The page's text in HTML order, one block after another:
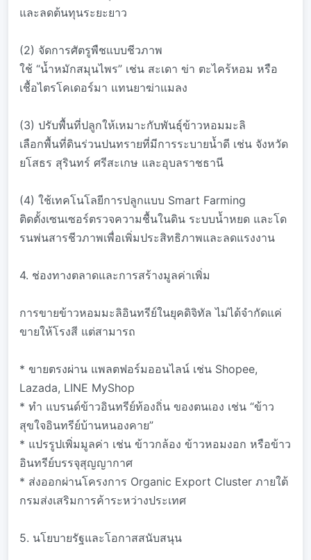
และลดต้นทุนระยะยาว
(2) จัดการศัตรูพืชแบบชีวภาพ
ใช้ “น้ำหมักสมุนไพร” เช่น สะเดา ข่า ตะไคร้หอม หรือ
เชื้อไตรโคเดอร์มา แทนยาฆ่าแมลง
(3) ปรับพื้นที่ปลูกให้เหมาะกับพันธุ์ข้าวหอมมะลิ
เลือกพื้นที่ดินร่วนปนทรายที่มีการระบายน้ำดี เช่น จังหวัด
ยโสธร สุรินทร์ ศรีสะเกษ และอุบลราชธานี
(4) ใช้เทคโนโลยีการปลูกแบบ Smart Farming
ติดตั้งเซนเซอร์ตรวจความชื้นในดิน ระบบน้ำหยด และโด
รนพ่นสารชีวภาพเพื่อเพิ่มประสิทธิภาพและลดแรงงาน
4. ช่องทางตลาดและการสร้างมูลค่าเพิ่ม
การขายข้าวหอมมะลิอินทรีย์ในยุคดิจิทัล ไม่ได้จำกัดแค่
ขายให้โรงสี แต่สามารถ
* ขายตรงผ่าน แพลตฟอร์มออนไลน์ เช่น Shopee,
Lazada, LINE MyShop
* ทำ แบรนด์ข้าวอินทรีย์ท้องถิ่น ของตนเอง เช่น “ข้าว
สุขใจอินทรีย์บ้านหนองคาย”
* แปรรูปเพิ่มมูลค่า เช่น ข้าวกล้อง ข้าวหอมงอก หรือข้าว
อินทรีย์บรรจุสุญญากาศ
* ส่งออกผ่านโครงการ Organic Export Cluster ภายใต้
กรมส่งเสริมการค้าระหว่างประเทศ
5. นโยบายรัฐและโอกาสสนับสนุน